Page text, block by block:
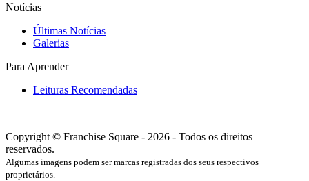
Notícias
Últimas Notícias
Galerias
Para Aprender
Leituras Recomendadas
Copyright © Franchise Square - 2026 - Todos os direitos
reservados.
Algumas imagens podem ser marcas registradas dos seus respectivos
proprietários.